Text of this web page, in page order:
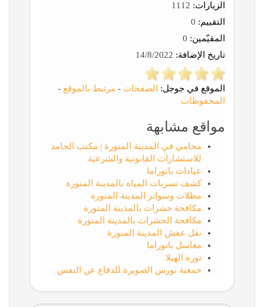
الزيارات:
التقييم:
المقيّمين:
تاريخ الإضافة:
الموقع في جوجل: الصفحات - مرتبط بالموقع -
المحفوظات
مواقع مشابهة
محامي في المدينة المنورة | مكتب الحامد
للاستشارات القانونية والشرعية
عيادات بانوراما
كشف تسربات المياه بالمدينة المنورة
مظلات وسواتر المدينة المنورة
مكافحة حشرات بالمدينة المنورة
مكافحة الحشرات بالمدينة المنورة
نقل عفش المدينة المنورة
مغاسل بانوراما
نوره الهيلا
جمعية نورس الصويرة للدفاع عن النفس